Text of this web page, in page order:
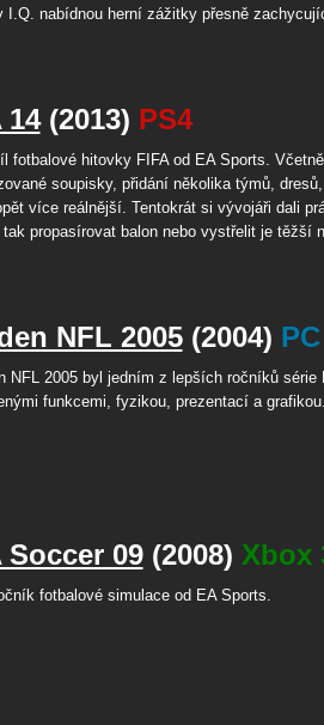
I.Q. nabídnou herní zážitky přesně
14(2013) PS4
fotbalové hitovky FIFA od EA Sports. Včetně
soupisky, přidání několika týmů,
více reálnější. Tentokrát si vývojáři dali
propasírovat balon nebo vystřelit je těžší
NFL 2005(2004) PC
NFL 2005 byl jedním z lepších ročníků série
funkcemi, fyzikou, prezentací a
Soccer 09(2008) Xbox
fotbalové simulace od EA Sports.